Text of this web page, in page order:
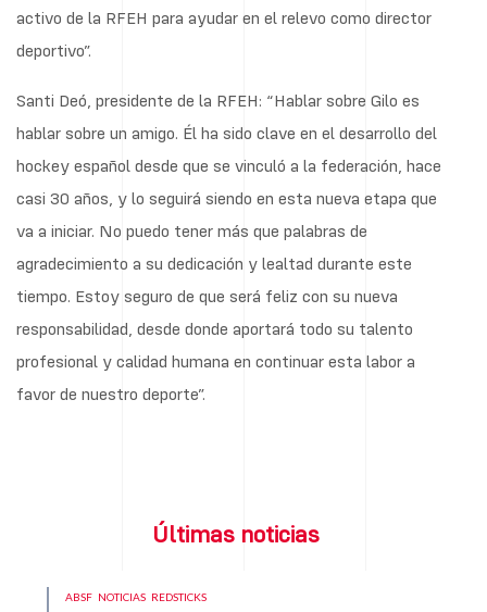
activo de la RFEH para ayudar en el relevo como director
deportivo”.
Santi Deó, presidente de la RFEH: “Hablar sobre Gilo es
hablar sobre un amigo. Él ha sido clave en el desarrollo del
hockey español desde que se vinculó a la federación, hace
casi 30 años, y lo seguirá siendo en esta nueva etapa que
va a iniciar. No puedo tener más que palabras de
agradecimiento a su dedicación y lealtad durante este
tiempo. Estoy seguro de que será feliz con su nueva
responsabilidad, desde donde aportará todo su talento
profesional y calidad humana en continuar esta labor a
favor de nuestro deporte”.
Últimas noticias
ABSF NOTICIAS REDSTICKS